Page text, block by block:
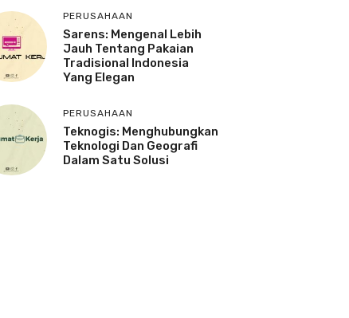
PERUSAHAAN
Sarens: Mengenal Lebih
Jauh Tentang Pakaian
Tradisional Indonesia
Yang Elegan
PERUSAHAAN
Teknogis: Menghubungkan
Teknologi Dan Geografi
Dalam Satu Solusi